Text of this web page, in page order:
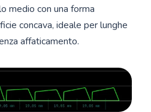
medio con una forma
concava, ideale per lunghe
affaticamento.